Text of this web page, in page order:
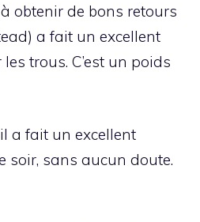
obtenir de bons retours
a fait un excellent
trous. C’est un poids
il a fait un excellent
soir, sans aucun doute.